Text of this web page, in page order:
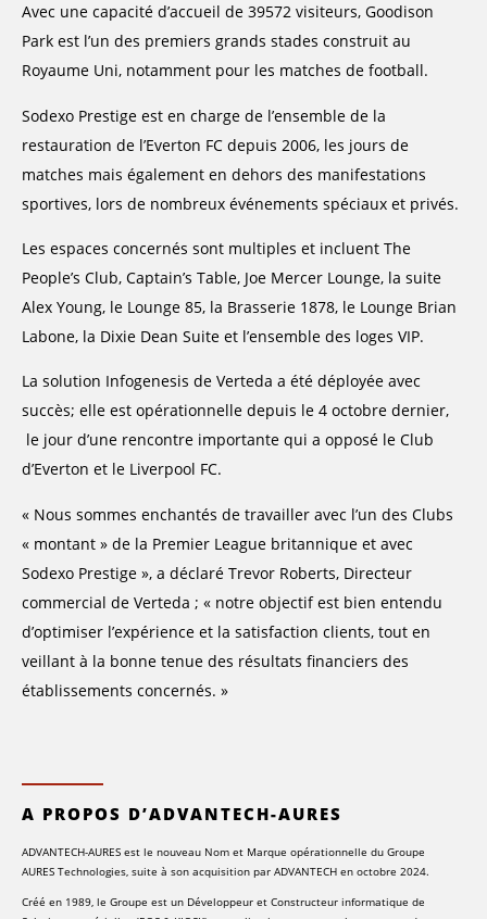
Avec une capacité d’accueil de 39572 visiteurs, Goodison
Park est l’un des premiers grands stades construit au
Royaume Uni, notamment pour les matches de football.
Sodexo Prestige est en charge de l’ensemble de la
restauration de l’Everton FC depuis 2006, les jours de
matches mais également en dehors des manifestations
sportives, lors de nombreux événements spéciaux et privés.
Les espaces concernés sont multiples et incluent The
People’s Club, Captain’s Table, Joe Mercer Lounge, la suite
Alex Young, le Lounge 85, la Brasserie 1878, le Lounge Brian
Labone, la Dixie Dean Suite et l’ensemble des loges VIP.
La solution Infogenesis de Verteda a été déployée avec
succès; elle est opérationnelle depuis le 4 octobre dernier,
le jour d’une rencontre importante qui a opposé le Club
d’Everton et le Liverpool FC.
« Nous sommes enchantés de travailler avec l’un des Clubs
« montant » de la Premier League britannique et avec
Sodexo Prestige », a déclaré Trevor Roberts, Directeur
commercial de Verteda ; « notre objectif est bien entendu
d’optimiser l’expérience et la satisfaction clients, tout en
veillant à la bonne tenue des résultats financiers des
établissements concernés. »
A PROPOS D’ADVANTECH-AURES
ADVANTECH-AURES est le nouveau Nom et Marque opérationnelle du Groupe
AURES Technologies, suite à son acquisition par ADVANTECH en octobre 2024.
Créé en 1989, le Groupe est un Développeur et Constructeur informatique de